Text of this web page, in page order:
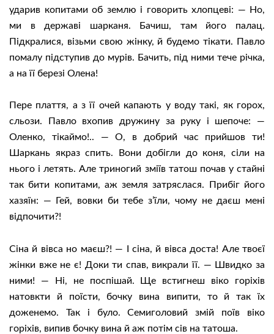
ударив копитами об землю і говорить хлопцеві: — Но,
ми в державі шарканя. Бачиш, там його палац.
Підкралися, візьми свою жінку, й будемо тікати. Павло
помалу підступив до мурів. Бачить, під ними тече річка,
а на її березі Олена!
Пере плаття, а з її очей капають у воду такі, як горох,
сльози. Павло вхопив дружину за руку і шепоче: —
Оленко, тікаймо!.. — О, в добрий час прийшов ти!
Шаркань якраз спить. Вони добігли до коня, сіли на
нього і летять. Але триногий зміїв татош почав у стайні
так бити копитами, аж земля затряслася. Прибіг його
хазяїн: — Гей, вовки би тебе з’їли, чому не даєш мені
відпочити?!
Сіна й вівса но маєш?! — І сіна, й вівса доста! Але твоєї
жінки вже не є! Доки ти спав, викрали її. — Швидко за
ними! — Ні, не поспішай. Ще встигнеш віко горіхів
натовкти й поїсти, бочку вина випити, то й так їх
доженемо. Так і було. Семиголовий змій поїв віко
горіхів, випив бочку вина й аж потім сів на татоша.